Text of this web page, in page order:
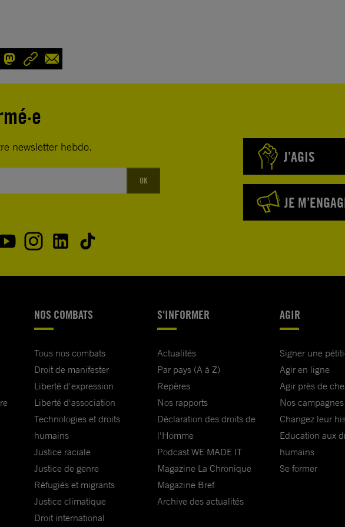
newsletter hebdo.
OK
J’AGIS
JE
NOS COMBATS
Tous nos combats
Droit de manifester
Liberté d'expression
Liberté d'association
Technologies et droits
humains
Justice raciale
Justice de genre
Réfugiés et migrants
Justice climatique
Droit international
S'INFORMER
Actualités
Par pays (A à Z)
Repères
Nos rapports
Déclaration des droits de
l'Homme
Podcast WE MADE IT
Magazine La Chronique
Magazine Bref
Archive des actualités
AGIR
Signer une
Agir en ligne
Agir près de
Nos campagnes
Changez leur
Education aux
humains
Se former